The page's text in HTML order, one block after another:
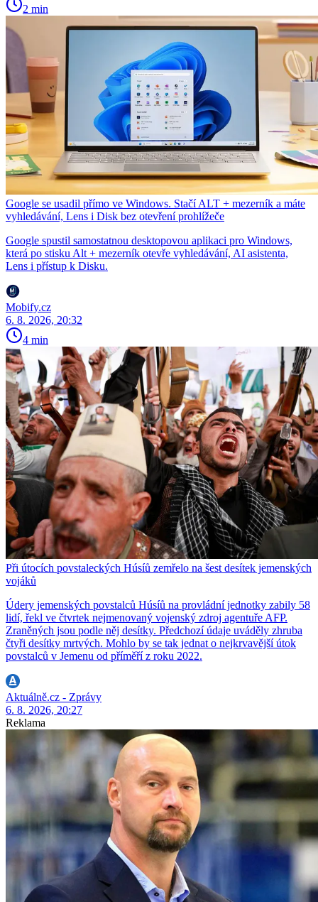
2 min
Google se usadil přímo ve Windows. Stačí ALT + mezerník a máte
vyhledávání, Lens i Disk bez otevření prohlížeče
Google spustil samostatnou desktopovou aplikaci pro Windows,
která po stisku Alt + mezerník otevře vyhledávání, AI asistenta,
Lens i přístup k Disku.
Mobify.cz
6. 8. 2026, 20:32
4 min
Při útocích povstaleckých Húsíů zemřelo na šest desítek jemenských
vojáků
Údery jemenských povstalců Húsíů na provládní jednotky zabily 58
lidí, řekl ve čtvrtek nejmenovaný vojenský zdroj agentuře AFP.
Zraněných jsou podle něj desítky. Předchozí údaje uváděly zhruba
čtyři desítky mrtvých. Mohlo by se tak jednat o nejkrvavější útok
povstalců v Jemenu od příměří z roku 2022.
Aktuálně.cz - Zprávy
6. 8. 2026, 20:27
Reklama